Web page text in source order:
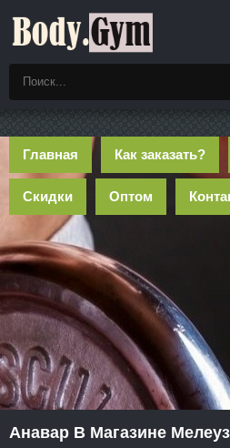
Главная Как заказать?
Скидки Оптом
Анавар В Магазине Мелеуз